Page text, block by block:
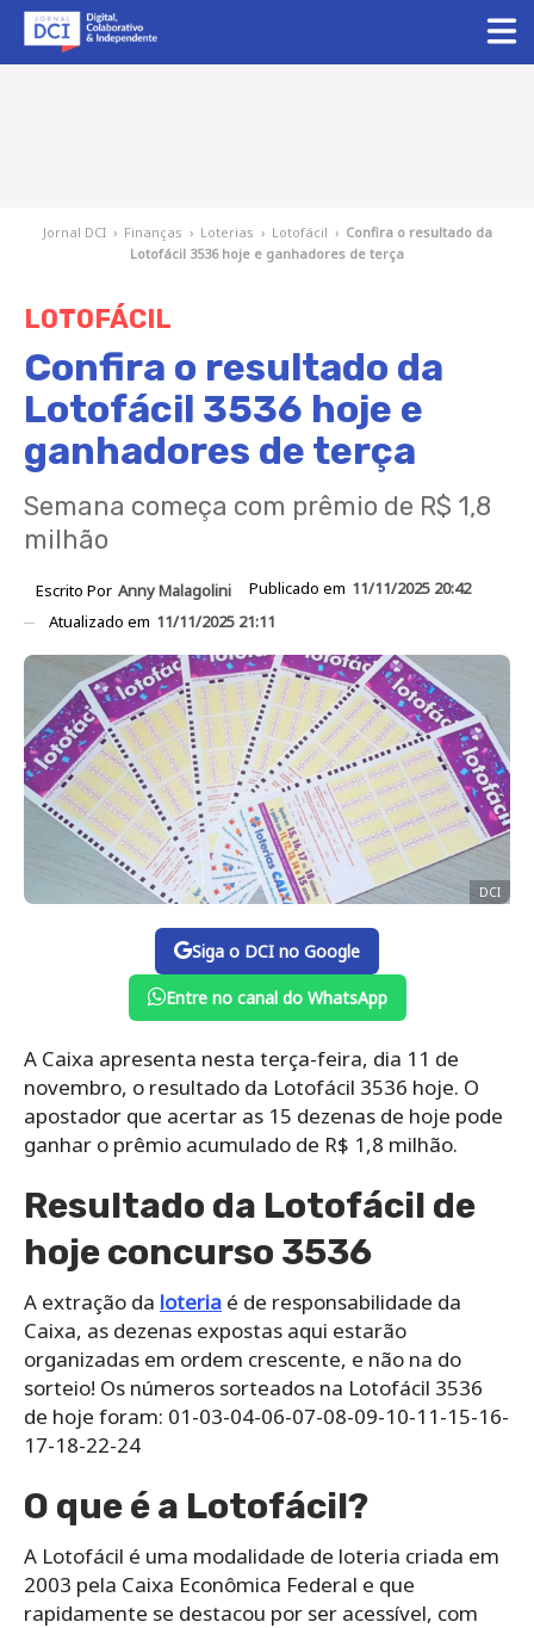
Jornal DCI › Finanças › Loterias › Lotofácil › Confira o resultado da
Lotofácil 3536 hoje e ganhadores de terça
LOTOFÁCIL
Confira o resultado da
Lotofácil 3536 hoje e
ganhadores de terça
Semana começa com prêmio de R$ 1,8
milhão
Escrito Por Anny Malagolini Publicado em 11/11/2025 20:42
Atualizado em 11/11/2025 21:11
DCI
Siga o DCI no Google
Entre no canal do WhatsApp
A Caixa apresenta nesta terça-feira, dia 11 de
novembro, o resultado da Lotofácil 3536 hoje. O
apostador que acertar as 15 dezenas de hoje pode
ganhar o prêmio acumulado de R$ 1,8 milhão.
Resultado da Lotofácil de
hoje concurso 3536
A extração da loteria é de responsabilidade da
Caixa, as dezenas expostas aqui estarão
organizadas em ordem crescente, e não na do
sorteio! Os números sorteados na Lotofácil 3536
de hoje foram: 01-03-04-06-07-08-09-10-11-15-16-
17-18-22-24
O que é a Lotofácil?
A Lotofácil é uma modalidade de loteria criada em
2003 pela Caixa Econômica Federal e que
rapidamente se destacou por ser acessível, com